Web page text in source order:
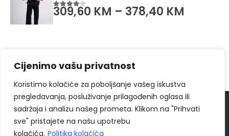
Cijenimo vašu privatnost
Koristimo kolačiće za poboljšanje vašeg iskustva
pregledavanja, posluživanje prilagođenih oglasa ili
sadržaja i analizu našeg prometa. Klikom na "Prihvati
sve" pristajete na našu upotrebu
kolačića. Politika kolačića
4.00od 5
309,60 KM – 378,40 KM
© 2024 Ippon Shop BiH Sva prava zadržava
Web Design "CanaC.ba